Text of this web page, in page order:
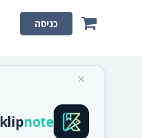
כניסה
klipnote